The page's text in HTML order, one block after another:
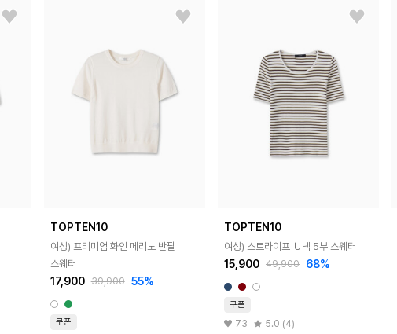
TOPTEN10
여성) 프리미엄 화인 메리노 반팔
스웨터
17,900 39,900 55%
쿠폰
TOPTEN10
여성) 스트라이프 Ｕ넥 5부 스웨터
15,900 49,900 68%
쿠폰
73 5.0 (4)